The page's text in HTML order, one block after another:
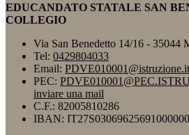
EDUCANDATO STATALE SAN
COLLEGIO
Via San Benedetto 14/16 - 35044
Tel: 0429804033
Email: PDVE010001@istruzione.it
PEC:
inviare una mail
C.F.: 82005810286
IBAN: